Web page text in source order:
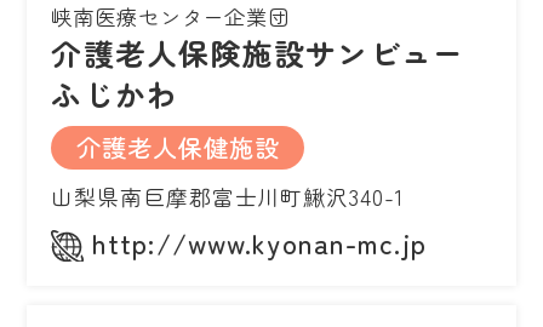
峡南医療センター企業団
介護老人保険施設サンビュー
ふじかわ
介護老人保健施設
山梨県南巨摩郡富士川町鰍沢340-1
http://www.kyonan-mc.jp